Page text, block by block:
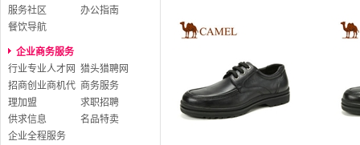
服务社区
办公指南
餐饮导航
企业商务服务
行业专业人才网 猎头猎聘网
招商创业商机代
理加盟
商务服务
求职招聘
供求信息
名品特卖
企业全程服务